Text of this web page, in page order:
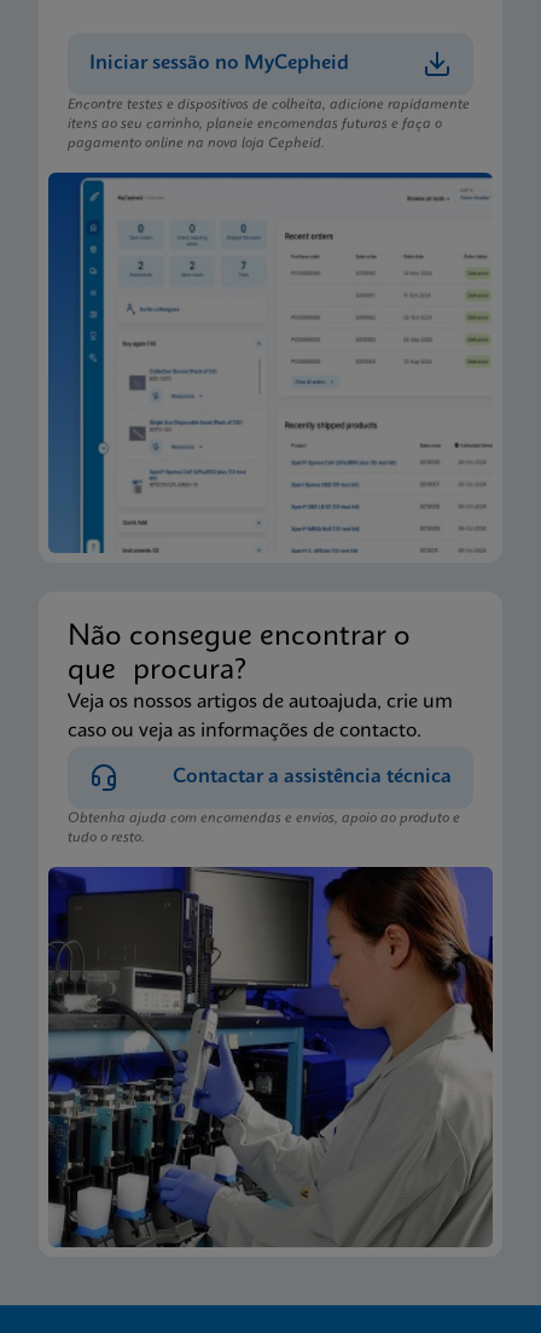
Iniciar sessão no MyCepheid
Encontre testes e dispositivos de colheita, adicione rapidamente
itens ao seu carrinho, planeie encomendas futuras e faça o
pagamento online na nova loja Cepheid.
Não consegue encontrar o
que procura?
Veja os nossos artigos de autoajuda, crie um
caso ou veja as informações de contacto.
Contactar a assistência técnica
Obtenha ajuda com encomendas e envios, apoio ao produto e
tudo o resto.